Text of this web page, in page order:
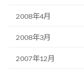
2008年4月
2008年3月
2007年12月